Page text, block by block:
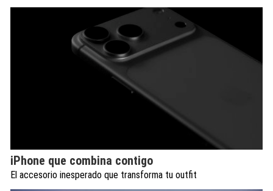
iPhone que combina contigo
El accesorio inesperado que transforma tu outfit